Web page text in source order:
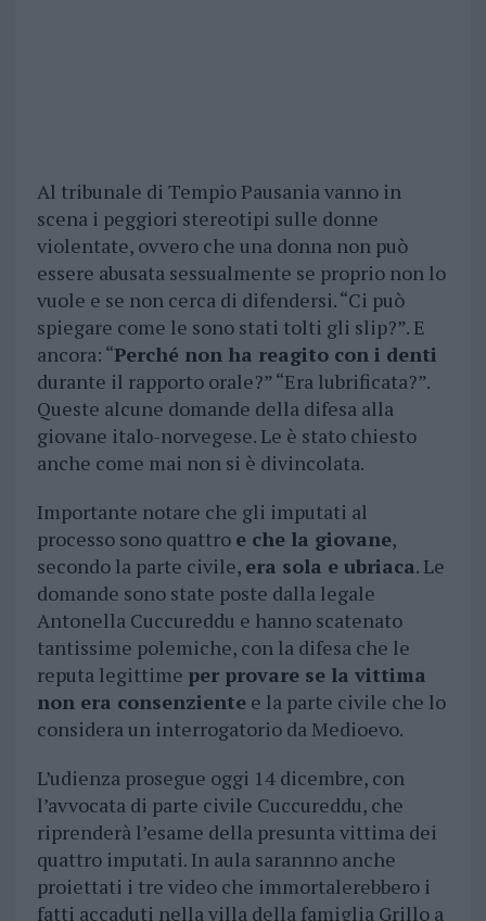
Al tribunale di Tempio Pausania vanno in
scena i peggiori stereotipi sulle donne
violentate, ovvero che una donna non può
essere abusata sessualmente se proprio non lo
vuole e se non cerca di difendersi. “Ci può
spiegare come le sono stati tolti gli slip?”. E
ancora: “Perché non ha reagito con i denti
durante il rapporto orale?” “Era lubrificata?”.
Queste alcune domande della difesa alla
giovane italo-norvegese. Le è stato chiesto
anche come mai non si è divincolata.
Importante notare che gli imputati al
processo sono quattro e che la giovane,
secondo la parte civile, era sola e ubriaca. Le
domande sono state poste dalla legale
Antonella Cuccureddu e hanno scatenato
tantissime polemiche, con la difesa che le
reputa legittime per provare se la vittima
non era consenzientee la parte civile che lo
considera un interrogatorio da Medioevo.
L’udienza prosegue oggi 14 dicembre, con
l’avvocata di parte civile Cuccureddu, che
riprenderà l’esame della presunta vittima dei
quattro imputati. In aula sarannno anche
proiettati i tre video che immortalerebbero i
fatti accaduti nella villa della famiglia Grillo a